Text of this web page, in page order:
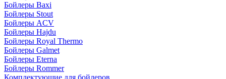
Бойлеры Baxi
Бойлеры Stout
Бойлеры ACV
Бойлеры Hajdu
Бойлеры Royal Thermo
Бойлеры Galmet
Бойлеры Eterna
Бойлеры Rommer
Комплектующие для бойлеров